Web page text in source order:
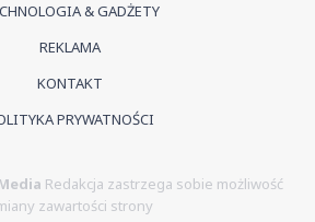
& GADŻETY
REKLAMA
KONTAKT
PRYWATNOŚCI
Redakcja zastrzega sobie możliwość
zawartości strony